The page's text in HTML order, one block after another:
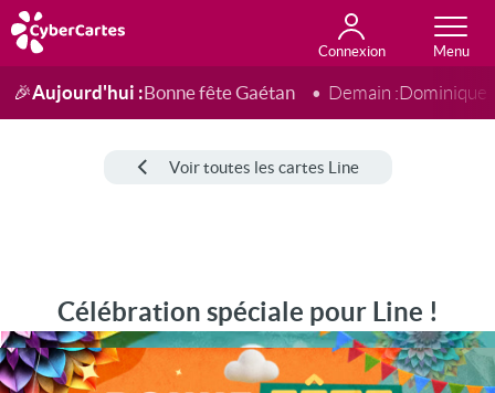
Connexion
Anniversaire
Fête du jour
Amour
Amitié
Merci
Toutes les cartes
🎉Aujourd'hui :Bonne fête Gaétan Demain :Dominique
Voir toutes les cartes Line
Célébration spéciale pour Line !